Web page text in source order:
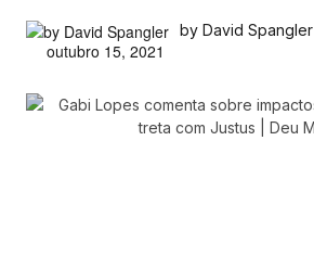
by David Spangler
outubro 15, 2021